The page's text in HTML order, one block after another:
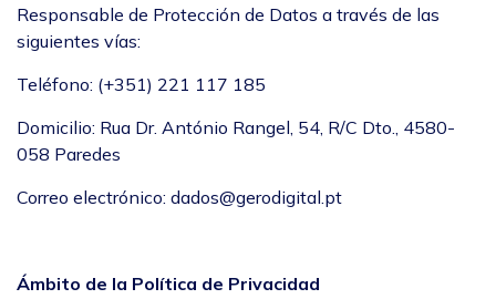
Responsable de Protección de Datos a través de las
siguientes vías:
Teléfono: (+351) 221 117 185
Domicilio: Rua Dr. António Rangel, 54, R/C Dto., 4580-
058 Paredes
Correo electrónico: dados@gerodigital.pt
Ámbito de la Política de Privacidad